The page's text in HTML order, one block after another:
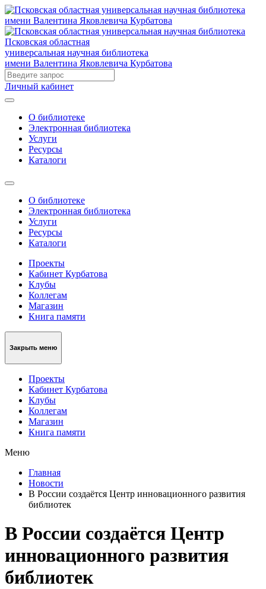
Псковская областная
универсальная научная библиотека
имени Валентина Яковлевича Курбатова
Личный кабинет
О библиотеке
Электронная библиотека
Услуги
Ресурсы
Каталоги
О библиотеке
Электронная библиотека
Услуги
Ресурсы
Каталоги
Проекты
Кабинет Курбатова
Клубы
Коллегам
Магазин
Книга памяти
Закрыть меню
Проекты
Кабинет Курбатова
Клубы
Коллегам
Магазин
Книга памяти
Меню
Главная
Новости
В России создаётся Центр инновационного развития
библиотек
В России создаётся Центр
инновационного развития
библиотек